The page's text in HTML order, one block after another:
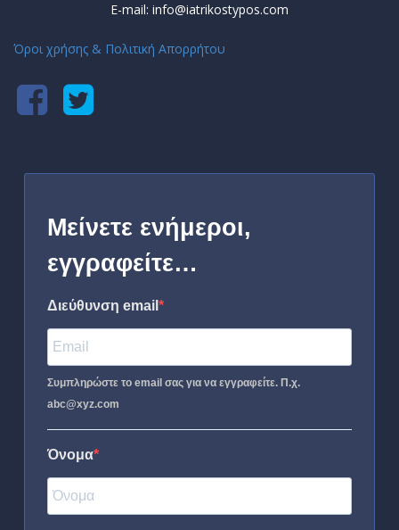
E-mail: info@iatrikostypos.com
Όροι χρήσης & Πολιτική Απορρήτου
Μείνετε ενήμεροι,
εγγραφείτε…
Διεύθυνση email
Συμπληρώστε το email σας για να εγγραφείτε. Π.χ.
abc@xyz.com
Όνομα